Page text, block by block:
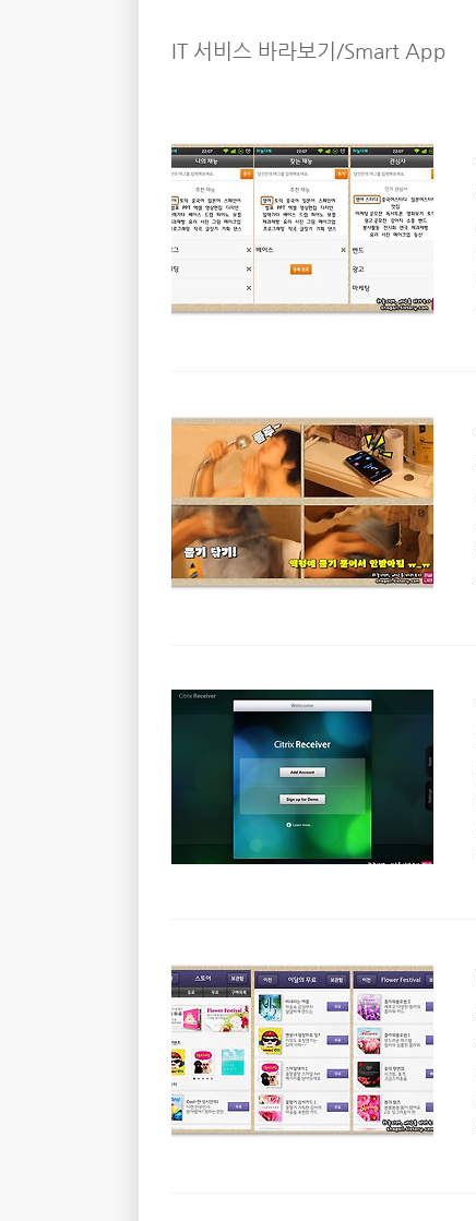
IT 서비스 바라보기/Smart App